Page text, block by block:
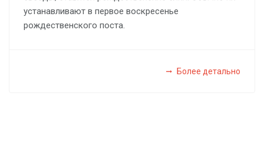
устанавливают в первое воскресенье
рождественского поста.
Более детально